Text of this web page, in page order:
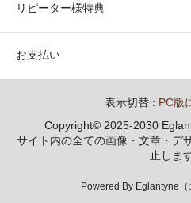
リピーター様特典
お支払い
表示切替 : PC版
Copyright© 2025-2030
サイト内の全ての画像・文章・デ
止しま
Powered By Eglantyne（